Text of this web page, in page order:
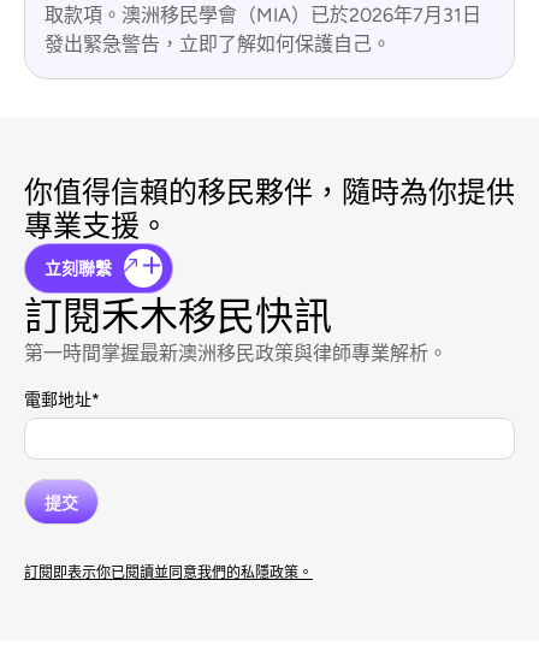
取款項。澳洲移民學會（MIA）已於2026年7月31日
發出緊急警告，立即了解如何保護自己。
你值得信賴的移民夥伴，隨時為你提供
專業支援。
立刻聯繫
訂閱禾木移民快訊
第一時間掌握最新澳洲移民政策與律師專業解析。
電郵地址*
訂閱即表示你已閱讀並同意我們的私隱政策。